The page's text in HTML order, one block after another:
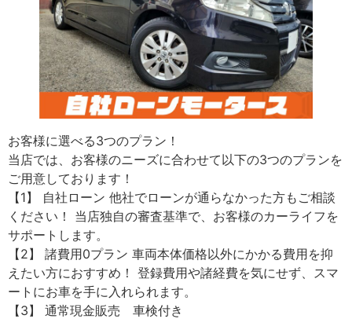
お客様に選べる3つのプラン！
当店では、お客様のニーズに合わせて以下の3つのプランを
ご用意しております！
【1】 自社ローン 他社でローンが通らなかった方もご相談
ください！ 当店独自の審査基準で、お客様のカーライフを
サポートします。
【2】 諸費用0プラン 車両本体価格以外にかかる費用を抑
えたい方におすすめ！ 登録費用や諸経費を気にせず、スマ
ートにお車を手に入れられます。
【3】 通常現金販売 車検付き